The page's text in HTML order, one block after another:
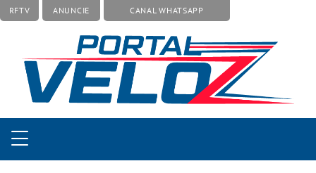
RFTV ANUNCIE CANAL WHATSAPP